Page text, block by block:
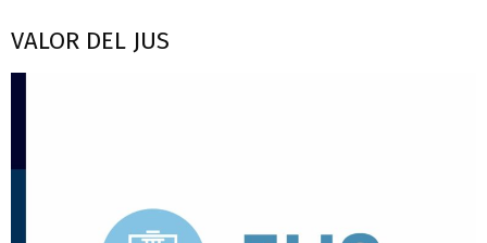
VALOR DEL JUS